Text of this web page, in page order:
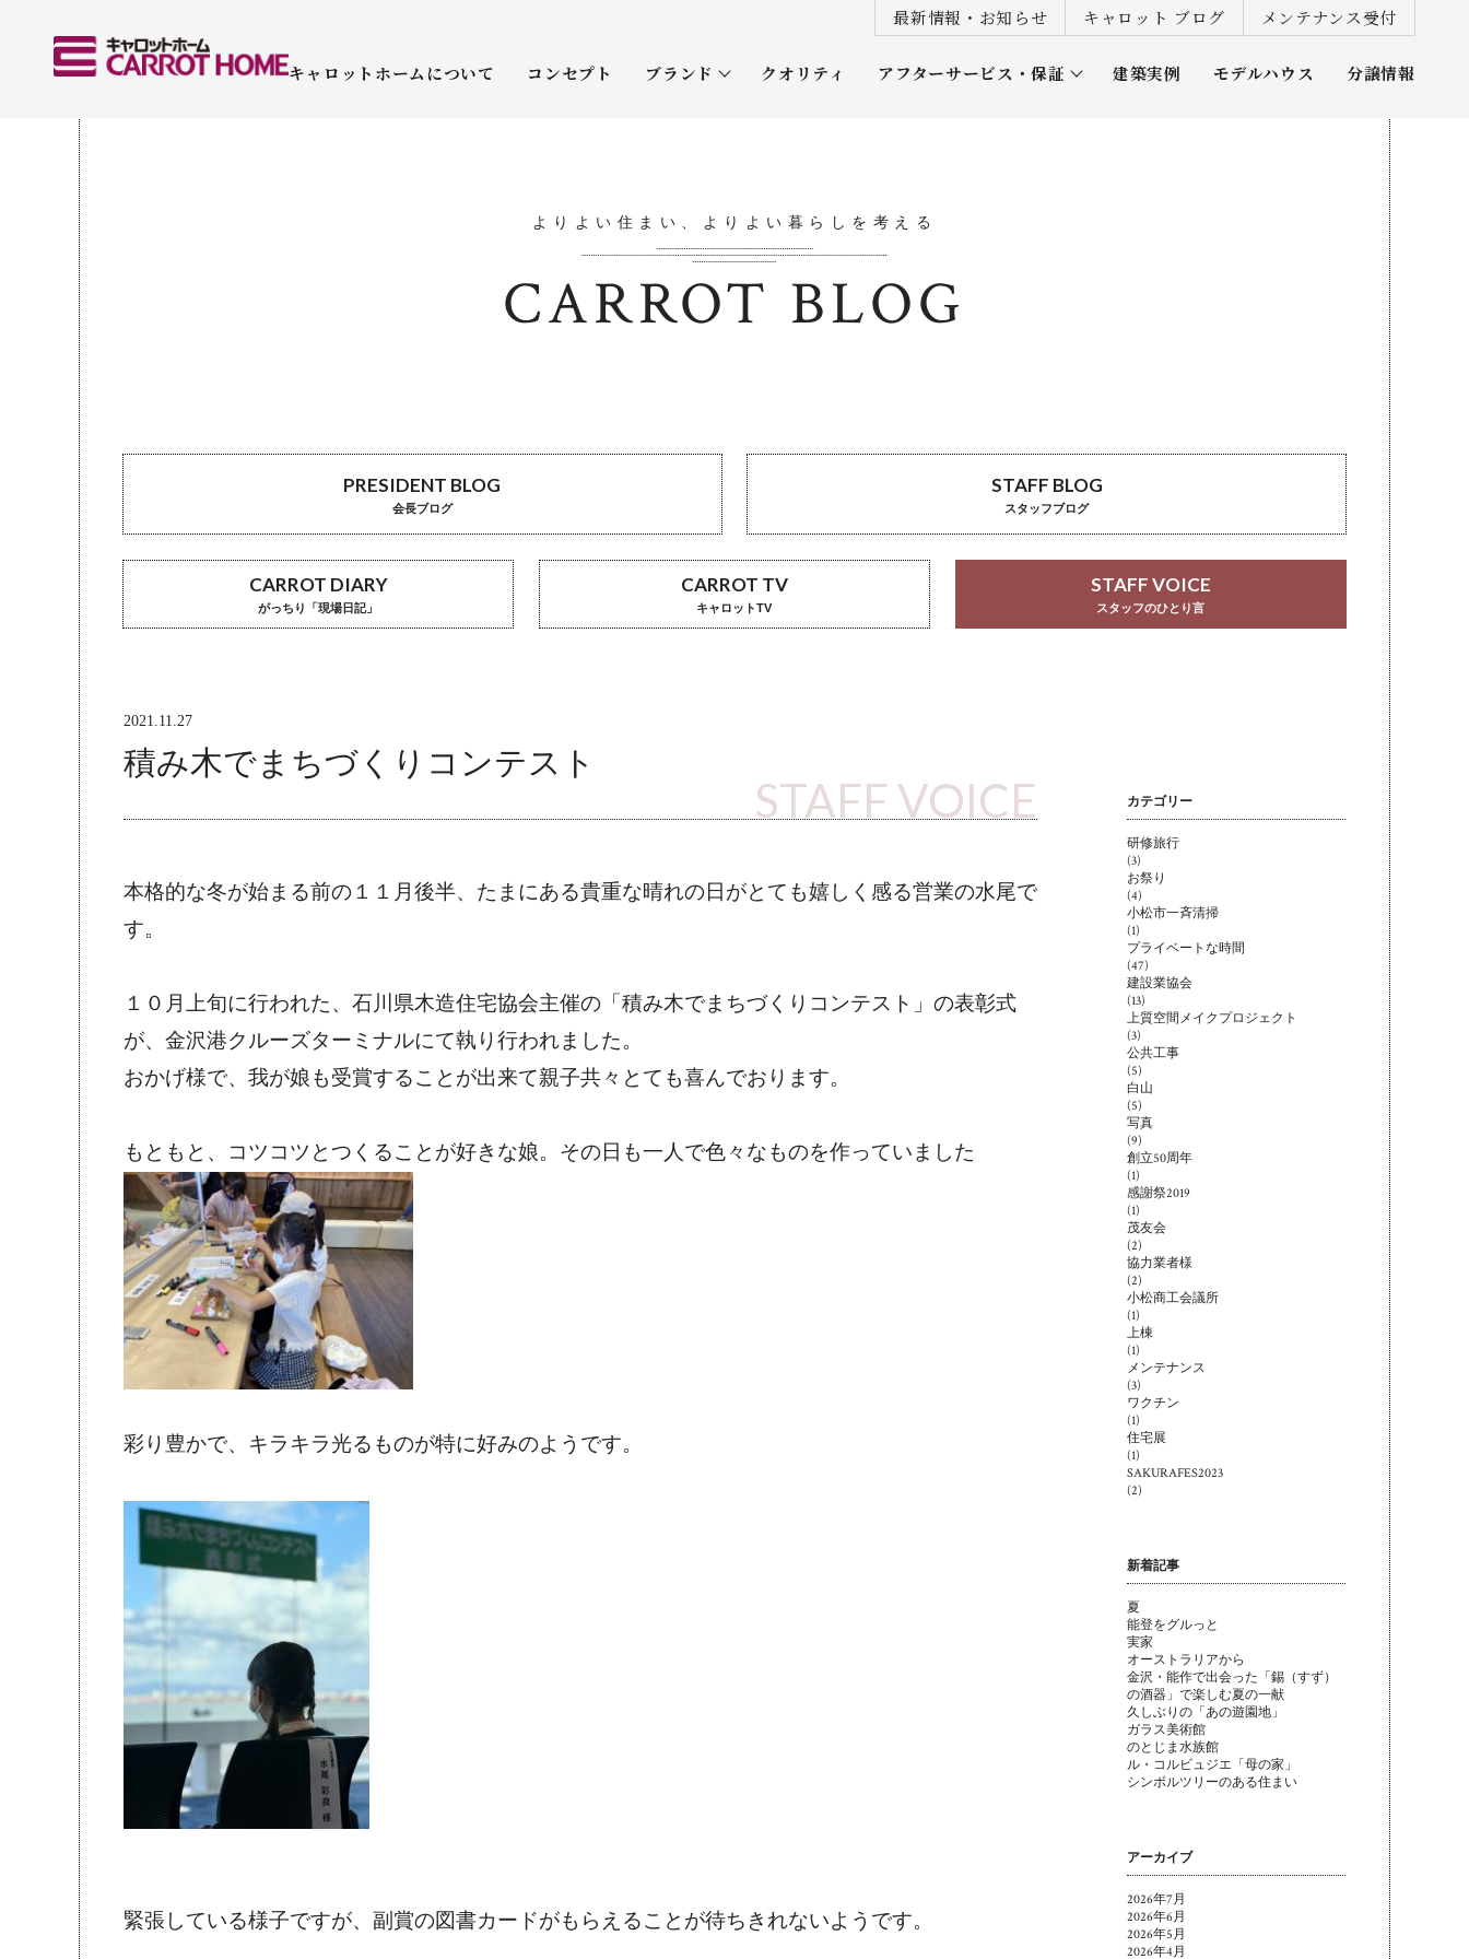
最新情報・お知らせ キャロット ブログ メンテナンス受付
キャロットホームについて コンセプト ブランド
平屋
クオリティ アフターサービス・保証 建築実例 モデルハウス 分譲情報
よりよい住まい、よりよい暮らしを考える
CARROT BLOG
PRESIDENT BLOG
会長ブログ
STAFF BLOG
スタッフブログ
CARROT DIARY
がっちり「現場日記」
CARROT TV
キャロットTV
STAFF VOICE
スタッフのひとり言
2021.11.27
積み木でまちづくりコンテスト
STAFF VOICE
本格的な冬が始まる前の１１月後半、たまにある貴重な晴れの日がとても嬉しく感る営業の水尾で
す。
１０月上旬に行われた、石川県木造住宅協会主催の「積み木でまちづくりコンテスト」の表彰式
が、金沢港クルーズターミナルにて執り行われました。
おかげ様で、我が娘も受賞することが出来て親子共々とても喜んでおります。
もともと、コツコツとつくることが好きな娘。その日も一人で色々なものを作っていました
彩り豊かで、キラキラ光るものが特に好みのようです。
緊張している様子ですが、副賞の図書カードがもらえることが待ちきれないようです。
カテゴリー
研修旅行
(3)
お祭り
(4)
小松市一斉清掃
(1)
プライベートな時間
(47)
建設業協会
(13)
上質空間メイクプロジェクト
(3)
公共工事
(5)
白山
(5)
写真
(9)
創立50周年
(1)
感謝祭2019
(1)
茂友会
(2)
協力業者様
(2)
小松商工会議所
(1)
上棟
(1)
メンテナンス
(3)
ワクチン
(1)
住宅展
(1)
SAKURAFES2023
(2)
新着記事
夏
能登をグルっと
実家
オーストラリアから
金沢・能作で出会った「錫（すず）
の酒器」で楽しむ夏の一献
久しぶりの「あの遊園地」
ガラス美術館
のとじま水族館
ル・コルビュジエ「母の家」
シンボルツリーのある住まい
アーカイブ
2026年7月
2026年6月
2026年5月
2026年4月